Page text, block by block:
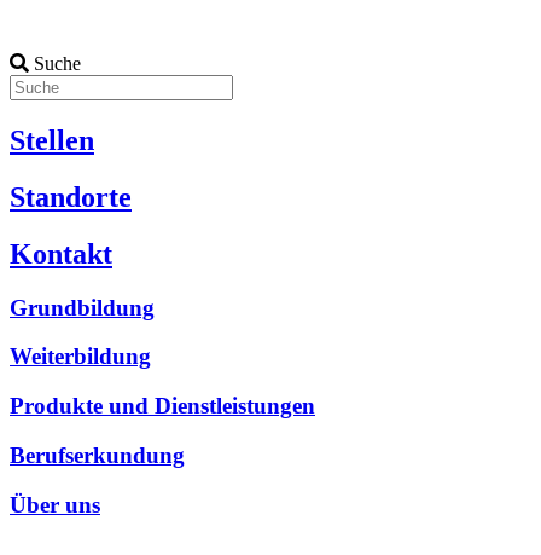
Suche
Stellen
Standorte
Kontakt
Grundbildung
Weiterbildung
Produkte und Dienstleistungen
Berufserkundung
Über uns